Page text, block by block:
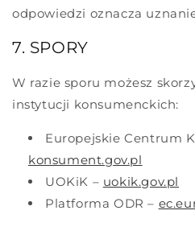
odpowiedzi oznacza
7. SPORY
W razie sporu możesz
instytucji konsumenckich:
Europejskie Centrum
konsument.gov.pl
UOKiK – uokik.gov.pl
Platforma ODR –